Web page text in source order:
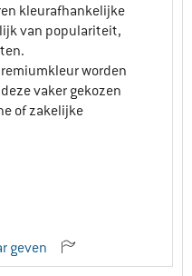
kleurafhankelijke
van populariteit,
worden
vaker gekozen
of zakelijke
geven